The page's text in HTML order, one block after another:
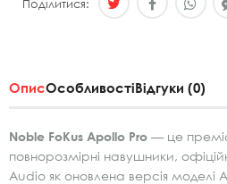
Поділитися:
ОписОсобливостіВідгуки (0)
Noble FoKus Apollo Pro — це
повнорозмірні навушники,
Audio як оновлена версія моделі